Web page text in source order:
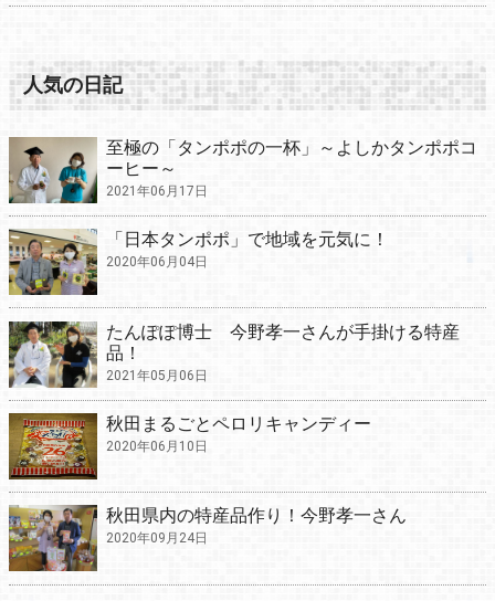
人気の日記
至極の「タンポポの一杯」～よしかタンポポコ
ーヒー～
2021年06月17日
「日本タンポポ」で地域を元気に！
2020年06月04日
たんぽぽ博士 今野孝一さんが手掛ける特産
品！
2021年05月06日
秋田まるごとペロリキャンディー
2020年06月10日
秋田県内の特産品作り！今野孝一さん
2020年09月24日